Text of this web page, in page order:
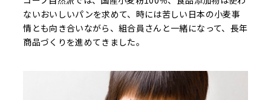
ないおいしいパンを求めて、時には苦しい日本の小麦事
情とも向き合いながら、組合員さんと一緒になって、長年
商品づくりを進めてきました。